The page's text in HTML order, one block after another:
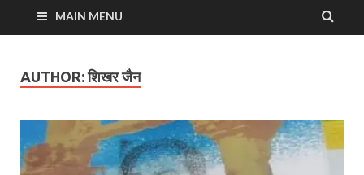
MAIN MENU
AUTHOR:शिखर जैन